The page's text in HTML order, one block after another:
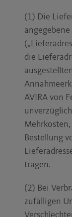
(1) Die
die
AVIRA von
Bestellung
tragen.
(2) Bei
zufälligen